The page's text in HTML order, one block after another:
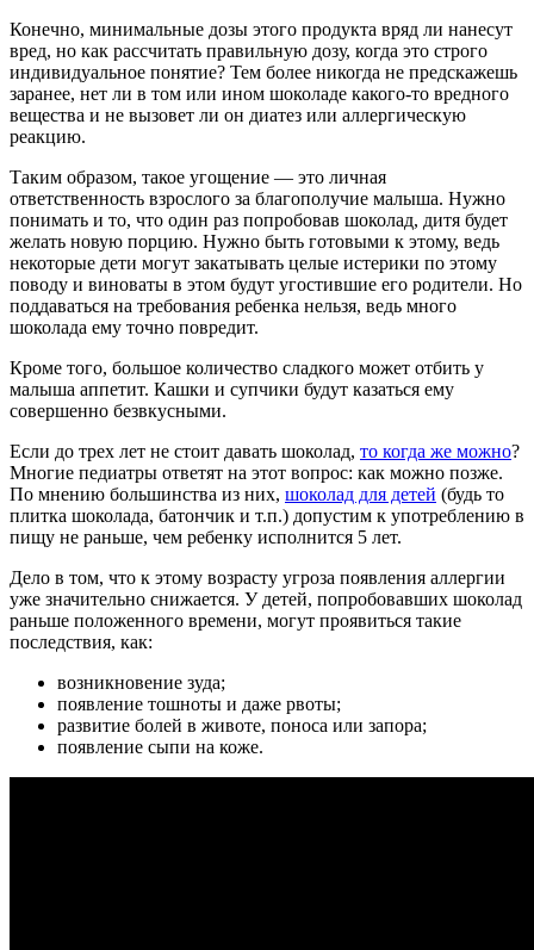
Конечно, минимальные дозы этого продукта вряд ли нанесут
вред, но как рассчитать правильную дозу, когда это строго
индивидуальное понятие? Тем более никогда не предскажешь
заранее, нет ли в том или ином шоколаде какого-то вредного
вещества и не вызовет ли он диатез или аллергическую
реакцию.
Таким образом, такое угощение — это личная
ответственность взрослого за благополучие малыша. Нужно
понимать и то, что один раз попробовав шоколад, дитя будет
желать новую порцию. Нужно быть готовыми к этому, ведь
некоторые дети могут закатывать целые истерики по этому
поводу и виноваты в этом будут угостившие его родители. Но
поддаваться на требования ребенка нельзя, ведь много
шоколада ему точно повредит.
Кроме того, большое количество сладкого может отбить у
малыша аппетит. Кашки и супчики будут казаться ему
совершенно безвкусными.
Если до трех лет не стоит давать шоколад, то когда же можно?
Многие педиатры ответят на этот вопрос: как можно позже.
По мнению большинства из них, шоколад для детей (будь то
плитка шоколада, батончик и т.п.) допустим к употреблению в
пищу не раньше, чем ребенку исполнится 5 лет.
Дело в том, что к этому возрасту угроза появления аллергии
уже значительно снижается. У детей, попробовавших шоколад
раньше положенного времени, могут проявиться такие
последствия, как:
возникновение зуда;
появление тошноты и даже рвоты;
развитие болей в животе, поноса или запора;
появление сыпи на коже.